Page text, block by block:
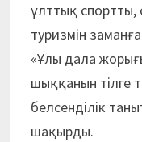
ұлттық спортты,
туризмін
«Ұлы дала
шыққанын тілге
белсенділік
шақырды.